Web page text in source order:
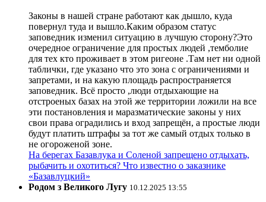
Законы в нашей стране работают как дышло, куда
повернул туда и вышло.Каким образом статус
заповедник изменил ситуацию в лучшую сторону?Это
очередное ограничение для простых людей ,темболие
для тех кто проживает в этом ригеоне .Там нет ни одной
таблички, где указано что это зона с ограничениями и
запретами, и на какую площадь распространяется
заповедник. Всё просто ,люди отдыхающие на
отстроеных базах на этой же территории ложили на все
эти постановления и маразматические законы у них
свои права оградились и вход запрещён, а простые люди
будут платить штрафы за тот же самый отдых только в
не огороженой зоне.
На берегах Базавлука и Соленой запрещено отдыхать,
рыбачить и охотиться? Что известно о заказнике
«Базавлуцкий»
Родом з Великого Лугу 10.12.2025 13:55